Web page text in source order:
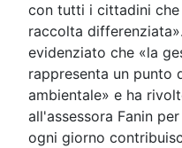
con tutti i cittadini
raccolta
evidenziato che «la
rappresenta un punto
ambientale» e ha
all'assessora Fanin
ogni giorno